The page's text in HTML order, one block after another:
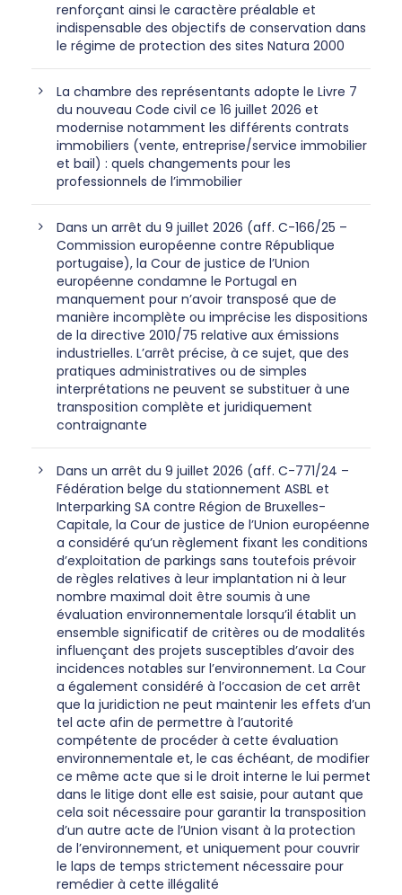
renforçant ainsi le caractère préalable et
indispensable des objectifs de conservation dans
le régime de protection des sites Natura 2000
La chambre des représentants adopte le Livre 7
du nouveau Code civil ce 16 juillet 2026 et
modernise notamment les différents contrats
immobiliers (vente, entreprise/service immobilier
et bail) : quels changements pour les
professionnels de l’immobilier
Dans un arrêt du 9 juillet 2026 (aff. C-166/25 –
Commission européenne contre République
portugaise), la Cour de justice de l’Union
européenne condamne le Portugal en
manquement pour n’avoir transposé que de
manière incomplète ou imprécise les dispositions
de la directive 2010/75 relative aux émissions
industrielles. L’arrêt précise, à ce sujet, que des
pratiques administratives ou de simples
interprétations ne peuvent se substituer à une
transposition complète et juridiquement
contraignante
Dans un arrêt du 9 juillet 2026 (aff. C-771/24 –
Fédération belge du stationnement ASBL et
Interparking SA contre Région de Bruxelles-
Capitale, la Cour de justice de l’Union européenne
a considéré qu’un règlement fixant les conditions
d’exploitation de parkings sans toutefois prévoir
de règles relatives à leur implantation ni à leur
nombre maximal doit être soumis à une
évaluation environnementale lorsqu’il établit un
ensemble significatif de critères ou de modalités
influençant des projets susceptibles d’avoir des
incidences notables sur l’environnement. La Cour
a également considéré à l’occasion de cet arrêt
que la juridiction ne peut maintenir les effets d’un
tel acte afin de permettre à l’autorité
compétente de procéder à cette évaluation
environnementale et, le cas échéant, de modifier
ce même acte que si le droit interne le lui permet
dans le litige dont elle est saisie, pour autant que
cela soit nécessaire pour garantir la transposition
d’un autre acte de l’Union visant à la protection
de l’environnement, et uniquement pour couvrir
le laps de temps strictement nécessaire pour
remédier à cette illégalité